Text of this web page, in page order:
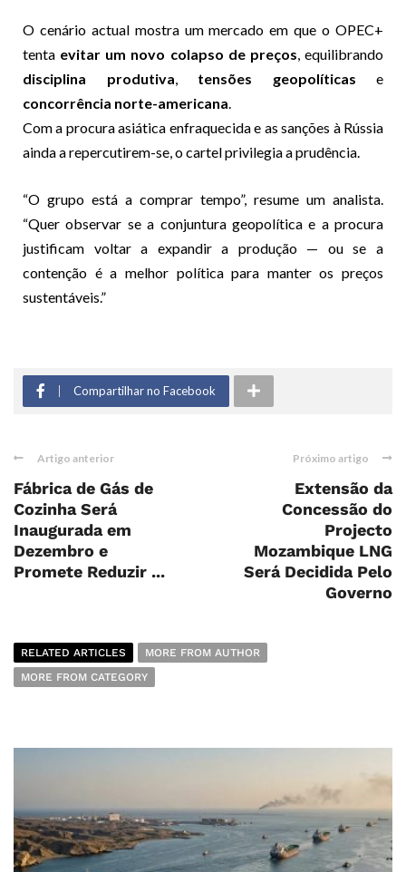
O cenário actual mostra um mercado em que o OPEC+
tenta evitar um novo colapso de preços, equilibrando
disciplina produtiva, tensões geopolíticas e
concorrência norte-americana.
Com a procura asiática enfraquecida e as sanções à Rússia
ainda a repercutirem-se, o cartel privilegia a prudência.
“O grupo está a comprar tempo”, resume um analista.
“Quer observar se a conjuntura geopolítica e a procura
justificam voltar a expandir a produção — ou se a
contenção é a melhor política para manter os preços
sustentáveis.”
Compartilhar no Facebook
Artigo anterior
Fábrica de Gás de
Cozinha Será
Inaugurada em
Dezembro e
Promete Reduzir ...
Próximo artigo
Extensão da
Concessão do
Projecto
Mozambique LNG
Será Decidida Pelo
Governo
RELATED ARTICLES
MORE FROM AUTHOR
MORE FROM CATEGORY